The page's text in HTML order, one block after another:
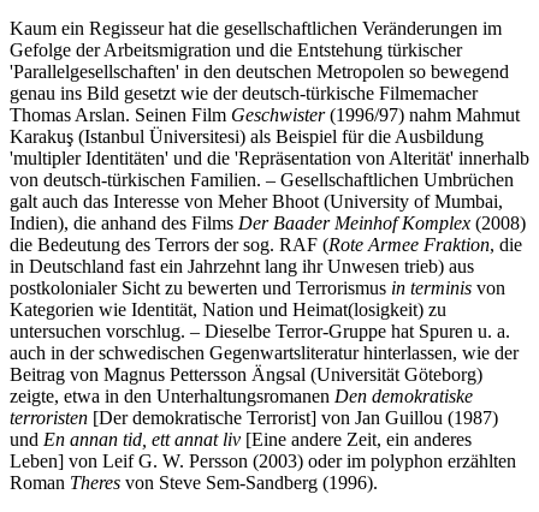
Kaum ein Regisseur hat die gesellschaftlichen Veränderungen im
Gefolge der Arbeitsmigration und die Entstehung türkischer
'Parallelgesellschaften' in den deutschen Metropolen so bewegend
genau ins Bild gesetzt wie der deutsch-türkische Filmemacher
Thomas Arslan. Seinen Film Geschwister(1996/97) nahm Mahmut
Karakuş (Istanbul Üniversitesi) als Beispiel für die Ausbildung
'multipler Identitäten' und die 'Repräsentation von Alterität' innerhalb
von deutsch-türkischen Familien. – Gesellschaftlichen Umbrüchen
galt auch das Interesse von Meher Bhoot (University of Mumbai,
Indien), die anhand des Films Der Baader Meinhof Komplex (2008)
die Bedeutung des Terrors der sog. RAF (Rote Armee Fraktion, die
in Deutschland fast ein Jahrzehnt lang ihr Unwesen trieb) aus
postkolonialer Sicht zu bewerten und Terrorismus in terminis von
Kategorien wie Identität, Nation und Heimat(losigkeit) zu
untersuchen vorschlug. – Dieselbe Terror-Gruppe hat Spuren u. a.
auch in der schwedischen Gegenwartsliteratur hinterlassen, wie der
Beitrag von Magnus Pettersson Ängsal (Universität Göteborg)
zeigte, etwa in den Unterhaltungsromanen Den demokratiske
terroristen [Der demokratische Terrorist] von Jan Guillou (1987)
und En annan tid, ett annat liv [Eine andere Zeit, ein anderes
Leben] von Leif G. W. Persson (2003) oder im polyphon erzählten
Roman Theres von Steve Sem-Sandberg (1996).